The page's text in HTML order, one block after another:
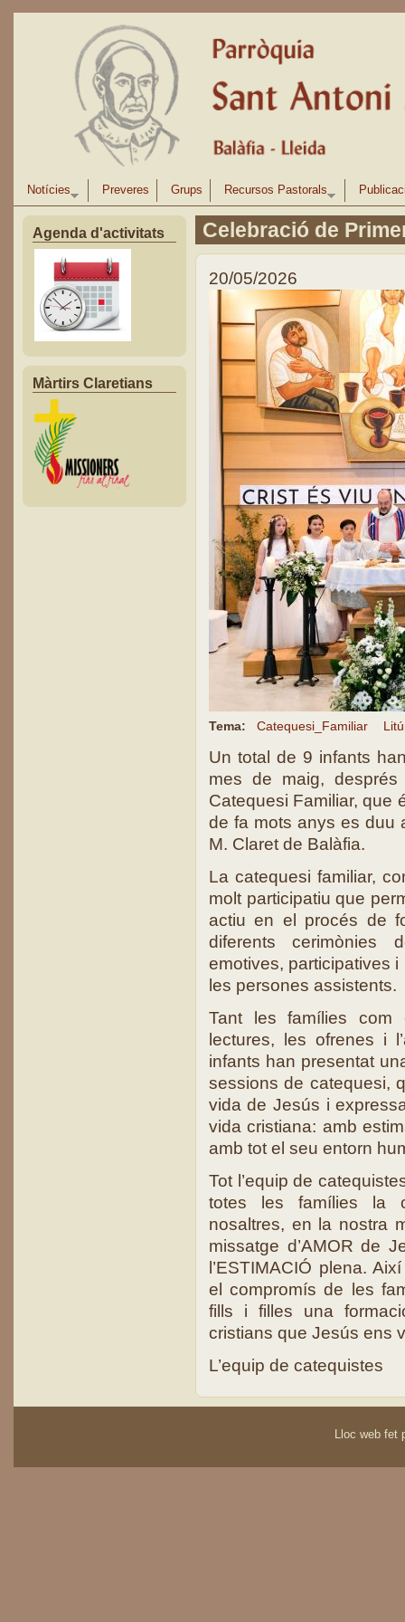
Notícies Preveres Grups Recursos Pastorals
Agenda d'activitats
Màrtirs Claretians
Celebració de
20/05/2026
Tema: Catequesi_Familiar
Un total de 9 infants
mes de maig,
Catequesi Familiar, que
de fa mots anys es duu
M. Claret de Balàfia.
La catequesi familiar,
molt participatiu que
actiu en el procés de
diferents cerimònies
emotives, participatives
les persones assistents.
Tant les famílies
lectures, les ofrenes i
infants han presentat
sessions de catequesi,
vida de Jesús i
vida cristiana: amb
amb tot el seu entorn
Tot l’equip de
totes les famílies la
nosaltres, en la nostra
missatge d’AMOR de
l’ESTIMACIÓ plena.
el compromís de les
fills i filles una
cristians que Jesús ens
L’equip de
Lloc web fet